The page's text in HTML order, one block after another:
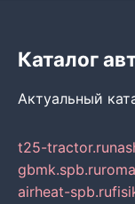
Каталог
Актуальный
t25-tractor.ru
gbmk.spb.ru
airheat-spb.ru